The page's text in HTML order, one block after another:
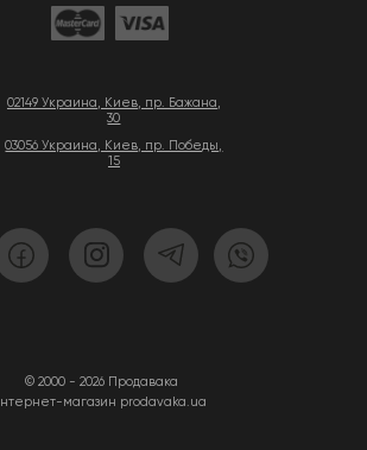
02149 Украина, Киев, пр. Бажана,
30
03056 Украина, Киев, пр. Победы,
15
© 2000 - 2026 Продавака
Інтернет-магазин prodavaka.ua